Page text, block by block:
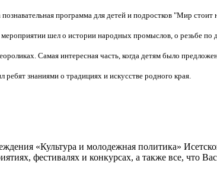
программа для детей и подростков "Мир стоит
мероприятии шел о истории народных промыслов, о резьбе
Самая интересная часть, когда детям было
знаниями о традициях и искусстве родного края.
«Культура и молодежная политика»
фестивалях и конкурсах, а также все, что